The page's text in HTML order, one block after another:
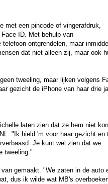
met een pincode of vingerafdruk,
ID. Met behulp van
ontgrendelen, maar
dat niet alleen zij, maar ook
tweeling, maar lijken volgens
gezicht de iPhone van haar drie
laten zien dat ze hem niet kon
"Ik hield 'm voor haar gezicht en
Je kunt wel zien dat we
tweeling."
gemaakt. "We zaten in de auto
dus ik wilde wat MB's